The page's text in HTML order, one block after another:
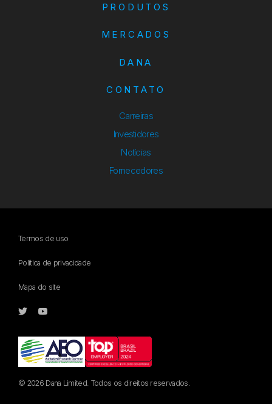
PRODUTOS
MERCADOS
DANA
CONTATO
Carreiras
Investidores
Notícias
Fornecedores
Termos de uso
Política de privacidade
Mapa do site
© 2026 Dana Limited. Todos os direitos reservados.